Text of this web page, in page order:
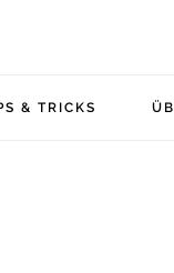
& TRICKS